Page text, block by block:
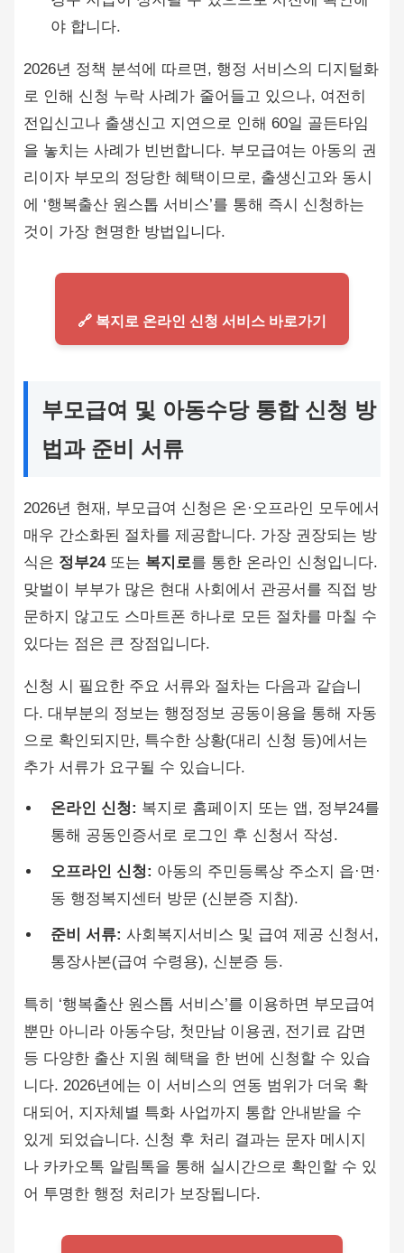
야 합니다.
2026년 정책 분석에 따르면, 행정 서비스의 디지털화
로 인해 신청 누락 사례가 줄어들고 있으나, 여전히
전입신고나 출생신고 지연으로 인해 60일 골든타임
을 놓치는 사례가 빈번합니다. 부모급여는 아동의 권
리이자 부모의 정당한 혜택이므로, 출생신고와 동시
에 ‘행복출산 원스톱 서비스’를 통해 즉시 신청하는
것이 가장 현명한 방법입니다.
🔗 복지로 온라인 신청 서비스 바로가기
부모급여 및 아동수당 통합 신청 방
법과 준비 서류
2026년 현재, 부모급여 신청은 온·오프라인 모두에서
매우 간소화된 절차를 제공합니다. 가장 권장되는 방
식은 정부24또는 복지로를 통한 온라인 신청입니다.
맞벌이 부부가 많은 현대 사회에서 관공서를 직접 방
문하지 않고도 스마트폰 하나로 모든 절차를 마칠 수
있다는 점은 큰 장점입니다.
신청 시 필요한 주요 서류와 절차는 다음과 같습니
다. 대부분의 정보는 행정정보 공동이용을 통해 자동
으로 확인되지만, 특수한 상황(대리 신청 등)에서는
추가 서류가 요구될 수 있습니다.
온라인 신청: 복지로 홈페이지 또는 앱, 정부24를
통해 공동인증서로 로그인 후 신청서 작성.
오프라인 신청: 아동의 주민등록상 주소지 읍·면·
동 행정복지센터 방문 (신분증 지참).
준비 서류: 사회복지서비스 및 급여 제공 신청서,
통장사본(급여 수령용), 신분증 등.
특히 ‘행복출산 원스톱 서비스’를 이용하면 부모급여
뿐만 아니라 아동수당, 첫만남 이용권, 전기료 감면
등 다양한 출산 지원 혜택을 한 번에 신청할 수 있습
니다. 2026년에는 이 서비스의 연동 범위가 더욱 확
대되어, 지자체별 특화 사업까지 통합 안내받을 수
있게 되었습니다. 신청 후 처리 결과는 문자 메시지
나 카카오톡 알림톡을 통해 실시간으로 확인할 수 있
어 투명한 행정 처리가 보장됩니다.